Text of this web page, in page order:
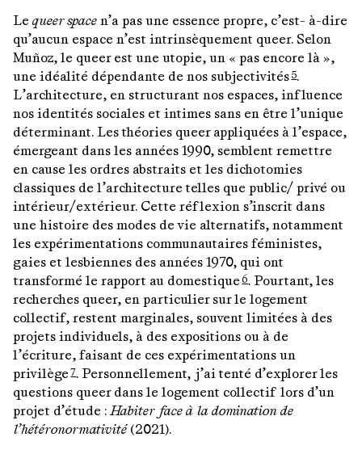
Le queer space n’a pas une essence propre, c’est- à-dire
qu’aucun espace n’est intrinsèquement queer. Selon
Muñoz, le queer est une utopie, un « pas encore là »,
une idéalité dépendante de nos subjectivités 5.
L’architecture, en structurant nos espaces, influence
nos identités sociales et intimes sans en être l’unique
déterminant. Les théories queer appliquées à l’espace,
émergeant dans les années 1990, semblent remettre
en cause les ordres abstraits et les dichotomies
classiques de l’architecture telles que public/ privé ou
intérieur/extérieur. Cette réflexion s’inscrit dans
une histoire des modes de vie alternatifs, notamment
les expérimentations communautaires féministes,
gaies et lesbiennes des années 1970, qui ont
transformé le rapport au domestique6. Pourtant, les
recherches queer, en particulier sur le logement
collectif, restent marginales, souvent limitées à des
projets individuels, à des expositions ou à de
l’écriture, faisant de ces expérimentations un
privilège7. Personnellement, j’ai tenté d’explorer les
questions queer dans le logement collectif lors d’un
projet d’étude :Habiter face à la domination de
l’hétéronormativité(2021).